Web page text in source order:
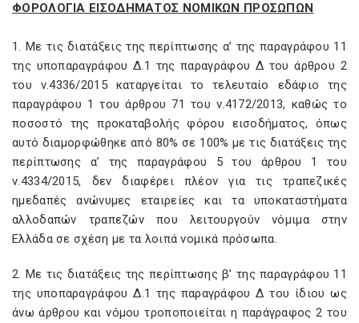
ΦΟΡΟΛΟΓΙΑ ΕΙΣΟΔΗΜΑΤΟΣ ΝΟΜΙΚΩΝ ΠΡΟΣΩΠΩΝ
1. Με τις διατάξεις της περίπτωσης α’ της παραγράφου 11
της υποπαραγράφου Δ.1 της παραγράφου Δ του άρθρου 2
του ν.4336/2015 καταργείται το τελευταίο εδάφιο της
παραγράφου 1 του άρθρου 71 του ν.4172/2013, καθώς το
ποσοστό της προκαταβολής φόρου εισοδήματος, όπως
αυτό διαμορφώθηκε από 80% σε 100% με τις διατάξεις της
περίπτωσης α’ της παραγράφου 5 του άρθρου 1 του
ν.4334/2015, δεν διαφέρει πλέον για τις τραπεζικές
ημεδαπές ανώνυμες εταιρείες και τα υποκαταστήματα
αλλοδαπών τραπεζών που λειτουργούν νόμιμα στην
Ελλάδα σε σχέση με τα λοιπά νομικά πρόσωπα.
2. Με τις διατάξεις της περίπτωσης β’ της παραγράφου 11
της υποπαραγράφου Δ.1 της παραγράφου Δ του ίδιου ως
άνω άρθρου και νόμου τροποποιείται η παράγραφος 2 του